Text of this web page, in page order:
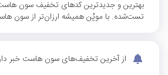
بهترین و جدیدترین کدهای تخفیف سون هاست،
تست‌شده. با موپُن همیشه ارزان‌تر از سون
از آخرین تخفیف‌های سون هاست خبر